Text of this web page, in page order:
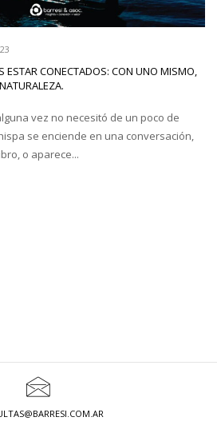
ESTAR CONECTADOS: CON UNO MISMO,
vez no necesitó de un poco de
se enciende en una conversación,
o aparece...